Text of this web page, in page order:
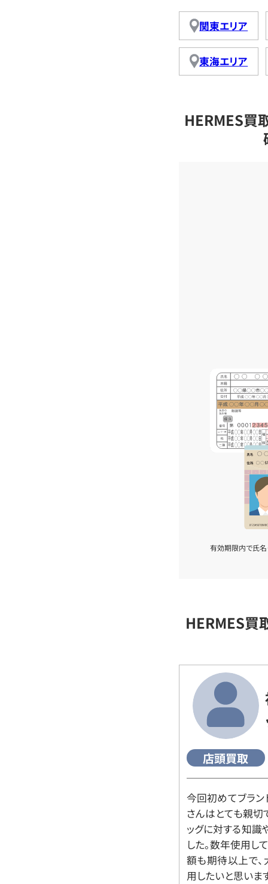
関東エリア
東海エリア
HERMES買
有効期限内で氏名
HERMES買
店頭買取
今回初めてブラン
さんはとても親切
ッグに対する知識
した。数年使用し
額も期待以上で、
用したいと思いま